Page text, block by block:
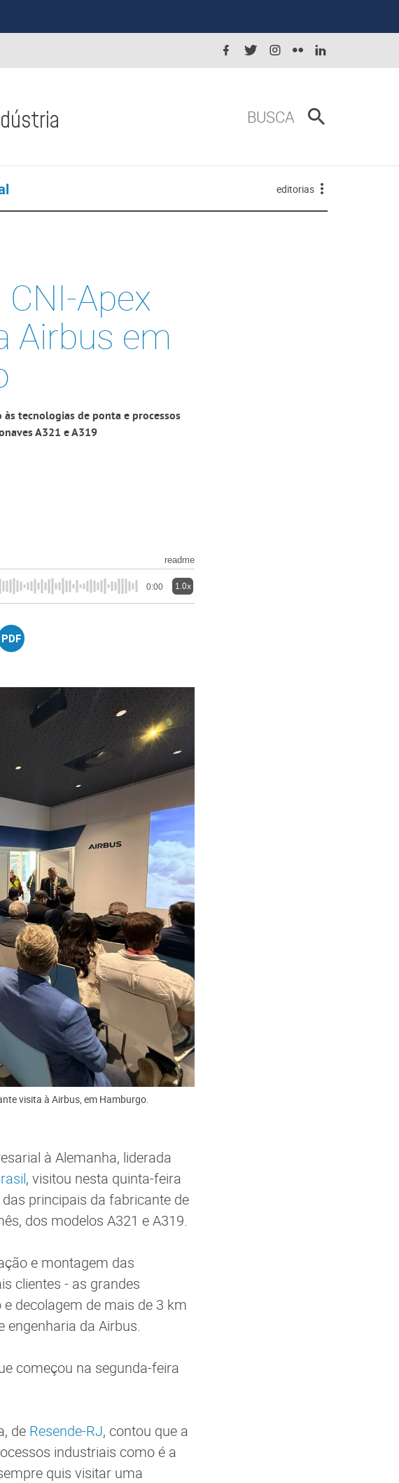
BUSCA
editorias
Apex
Airbus em
tecnologias de ponta e processos
A321 e A319
readme
0:00 1.0x
visita à Airbus, em Hamburgo.
à Alemanha, liderada
, visitou nesta quinta-feira
principais da fabricante de
dos modelos A321 e A319.
e montagem das
clientes - as grandes
decolagem de mais de 3 km
engenharia da Airbus.
começou na segunda-feira
de Resende-RJ, contou que a
industriais como é a
quis visitar uma